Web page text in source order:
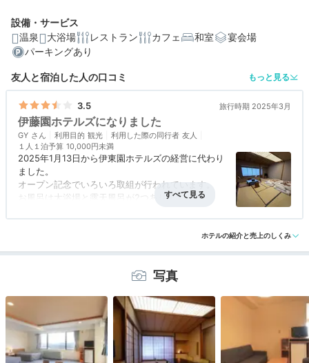
設備・サービス
温泉
大浴場 レストラン カフェ 和室
宴会場
パーキングあり
友人と宿泊した人の口コミ もっと見る
3.5 旅行時期 2025年3月
伊藤園ホテルズになりました
GY 利用目的 観光 利用した際の同行者 友人
１人１泊予算 10,000円未満
2025年1月13日から伊東園ホテルズの経営に代わり
ました。
オープン記念でいろいろ取組が行われています。
お風呂は大浴場と露天風呂が2つあります。
アクセス 評価なし コスパ 3.0 客室 4.0 接客対応 3.0 風呂 3.5
ホテルの紹介と売上のしくみ
写真